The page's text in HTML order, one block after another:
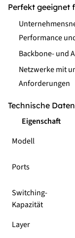
Perfekt geeignet
Performance
Backbone- und
Netzwerke mit
Anforderungen
Technische
Eigenschaft
Modell
Ports
Switching-
Kapazität
Layer